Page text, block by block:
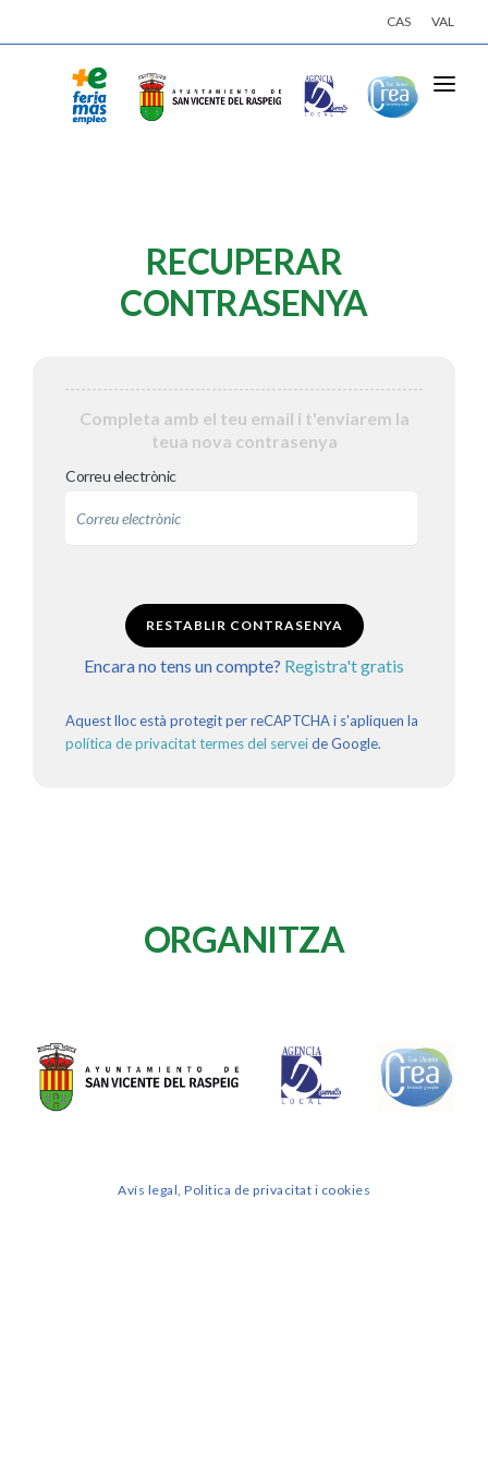
CAS VAL
RECUPERAR
CONTRASENYA
Completa amb el teu email i t'enviarem la
teua nova contrasenya
Correu electrònic
RESTABLIR CONTRASENYA
Encara no tens un compte? Registra't gratis
Aquest lloc està protegit per reCAPTCHA i s'apliquen la
política de privacitattermes del serveide Google.
ORGANITZA
Avís legal, Politica de privacitat i cookies